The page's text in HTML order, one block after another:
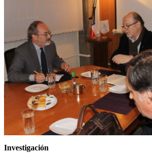
Investigación